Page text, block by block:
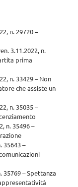
n. 29720 –
3.11.2022, n.
prima
n. 33429 – Non
che assiste un
n. 35035 –
n. 35496 –
35643 –
35769 – Spettanza